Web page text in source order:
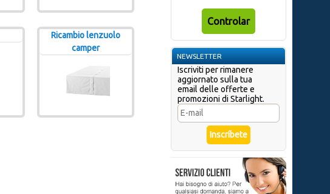
Ricambio lenzuolo
camper
NEWSLETTER
Iscriviti per rimanere
aggiornato sulla tua
email delle offerte e
promozioni di Starlight.